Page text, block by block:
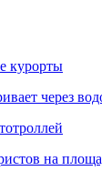
курорты
через
на